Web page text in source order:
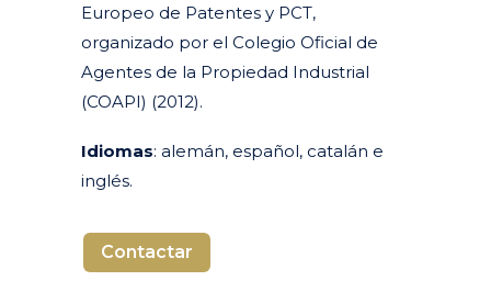
Europeo de Patentes y PCT,
organizado por el Colegio Oficial de
Agentes de la Propiedad Industrial
(COAPI) (2012).
Idiomas: alemán, español, catalán e
inglés.
Contactar